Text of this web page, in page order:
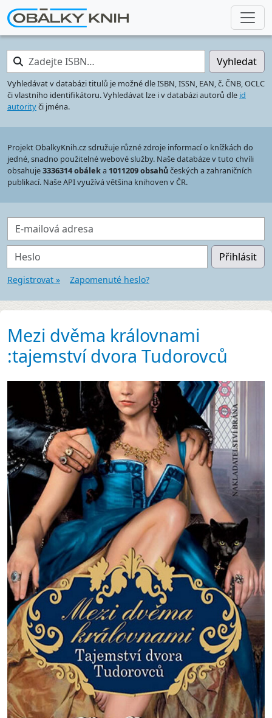
Zadejte ISBN… Vyhledat
Vyhledávat v databázi titulů je možné dle ISBN, ISSN, EAN, č. ČNB, OCLC
či vlastního identifikátoru. Vyhledávat lze i v databázi autorů dle id
autorityči jména.
Projekt ObalkyKnih.cz sdružuje různé zdroje informací o knížkách do
jedné, snadno použitelné webové služby. Naše databáze v tuto chvíli
obsahuje3336314 obáleka 1011209 obsahůčeských a zahraničních
publikací. Naše API využívá většina knihoven v ČR.
E-mailová adresa
Heslo Přihlásit
Registrovat » Zapomenuté heslo?
Mezi dvěma královnami
:tajemství dvora Tudorovců